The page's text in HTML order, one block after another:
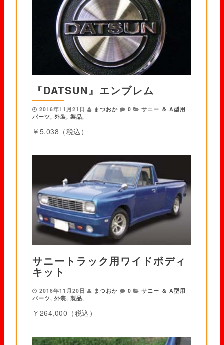
『DATSUN』エンブレム
2016年11月21日 まつおか 0
サニー ＆ A型用
パーツ , 外装, 製品,
￥5,038（税込）
サニートラック用ワイドボディ
キット
2016年11月20日 まつおか 0
サニー ＆ A型用
パーツ , 外装, 製品,
￥264,000（税込）